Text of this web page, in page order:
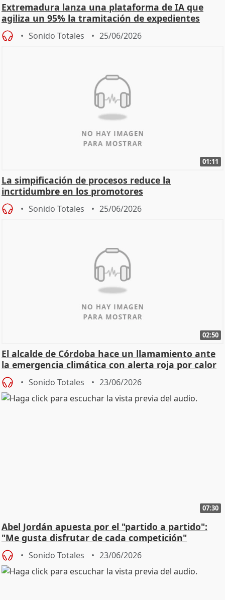
Extremadura lanza una plataforma de IA que
agiliza un 95% la tramitación de expedientes
Sonido Totales 25/06/2026
01:11
La simpificación de procesos reduce la
incrtidumbre en los promotores
Sonido Totales 25/06/2026
02:50
El alcalde de Córdoba hace un llamamiento ante
la emergencia climática con alerta roja por calor
Sonido Totales 23/06/2026
07:30
Abel Jordán apuesta por el "partido a partido":
"Me gusta disfrutar de cada competición"
Sonido Totales 23/06/2026